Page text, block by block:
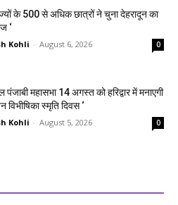
के 500 से अधिक छात्रों ने चुना देहरादून का
‘
Kohli - August 6, 2026 0
पंजाबी महासभा 14 अगस्त को हरिद्वार में मनाएगी
विभीषिका स्मृति दिवस ‘
Kohli - August 5, 2026 0